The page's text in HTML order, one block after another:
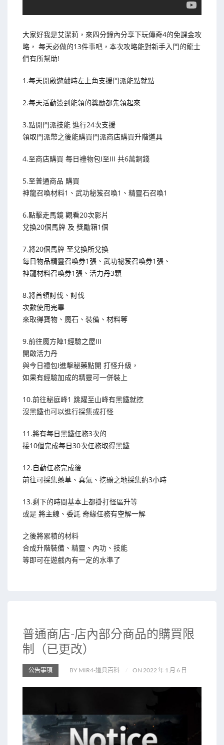
大家好我是艾潔莉，來四分鐘內分享下玩傳奇4的免課金攻
略， 每天必做的13件事吧，本次攻略能對新手入門的龍士
們有所幫助!
1.每天開啟遊戲時左上角支援門派能點就點
2.每天活動簽到能領的獎勵都先領起來
3.點開門派技能 進行24次支援
領取門派幣之後能購買門派商店購買升階道具
4.至商店購買 每日禮物包I至III 共6萬銅錢
5.至普通商品 購買
神龍召喚材料1、武功秘笈召喚1、精靈石召喚1
6.點擊走馬鏡 觀看20次影片
兌換20個馬牌 及 獎勵箱1個
7.將20個馬牌 至兌換所兌換
每日物品精靈召喚券1張、武功祕笈召喚券1張、
神龍材料召喚券1張、活力丹3顆
8.將首領討伐、討伐
次數使用完畢
來取得寶物、魔石、裝備、材料等
9.前往魔方陣1經驗之屋III
開啟活力丹
與今日禮包I進擊秘藥點開 打怪升級，
如果有經驗加成的精靈可一併裝上
10.前往秘庭峰1 跳躍至山峰有黑鐵就挖
沒黑鐵也可以進行採集或打怪
11.將有每日黑鐵任務3次的
接10個完成每日30次任務取得黑鐵
12.自動任務完成後
前往可採集藥草、真氣、挖礦之地採集約3小時
13.剩下的時間基本上都掛打怪區升等
或是 將主線、委託 奇緣任務有空解一解
之後將累積的材料
合成升階裝備、精靈、內功、技能
等即可在遊戲內有一定的水準了
普通商店-店內部分商品的購買限
制（已更改）
公告事項 BY MIR4-道具百科 ON 2022 年 1 月 6 日